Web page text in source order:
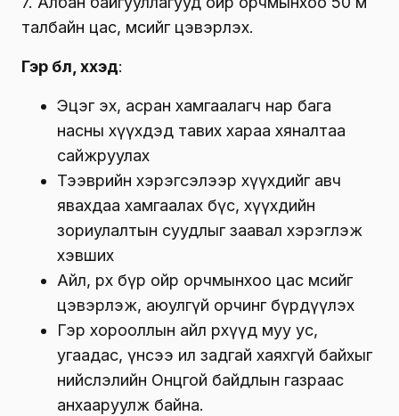
талбайн цас, мөсийг цэвэрлэх.
Гэр бүл, хүүхэд:
Эцэг эх, асран хамгаалагч нар бага
насны хүүхдэд тавих хараа хяналтаа
сайжруулах
Тээврийн хэрэгсэлээр хүүхдийг авч
явахдаа хамгаалах бүс, хүүхдийн
зориулалтын суудлыг заавал хэрэглэж
хэвших
Айл, өрх бүр ойр орчмынхоо цас мөсийг
цэвэрлэж, аюулгүй орчинг бүрдүүлэх
Гэр хорооллын айл өрхүүд муу ус,
угаадас, үнсээ ил задгай хаяхгүй байхыг
нийслэлийн Онцгой байдлын газраас
анхааруулж байна.